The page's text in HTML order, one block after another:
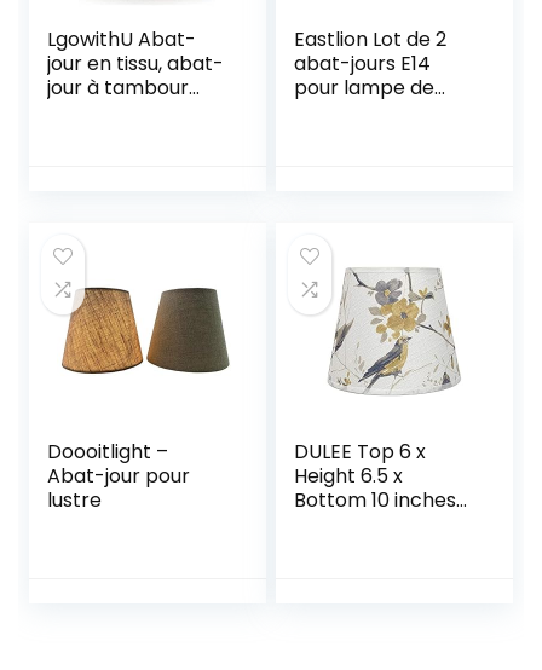
LgowithU Abat-
jour en tissu, abat-
jour à tambour
couverture rigide
fabriquée à la
main, 13″ x 13″ x 8″
(blanc)
Eastlion Lot de 2
abat-jours E14
pour lampe de
Doooitlight –
Abat-jour pour
lustre
DULEE Top 6 x
Height 6.5 x
Bottom 10 inches